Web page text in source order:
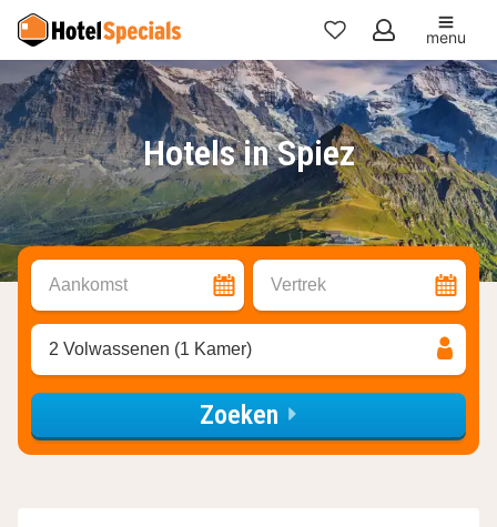
Mijn
favorieten
menu
Hotels in Spiez
Aankomst Vertrek
2 Volwassenen (1 Kamer)
Zoeken